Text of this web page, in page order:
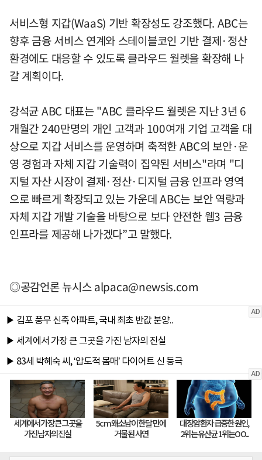
서비스형 지갑(WaaS) 기반 확장성도 강조했다. ABC는
향후 금융 서비스 연계와 스테이블코인 기반 결제·정산
환경에도 대응할 수 있도록 클라우드 월렛을 확장해 나
갈 계획이다.
강석균 ABC 대표는 "ABC 클라우드 월렛은 지난 3년 6
개월간 240만명의 개인 고객과 100여개 기업 고객을 대
상으로 지갑 서비스를 운영하며 축적한 ABC의 보안·운
영 경험과 자체 지갑 기술력이 집약된 서비스"라며 "디
지털 자산 시장이 결제·정산·디지털 금융 인프라 영역
으로 빠르게 확장되고 있는 가운데 ABC는 보안 역량과
자체 지갑 개발 기술을 바탕으로 보다 안전한 웹3 금융
인프라를 제공해 나가겠다”고 말했다.
◎공감언론 뉴시스alpaca@newsis.com